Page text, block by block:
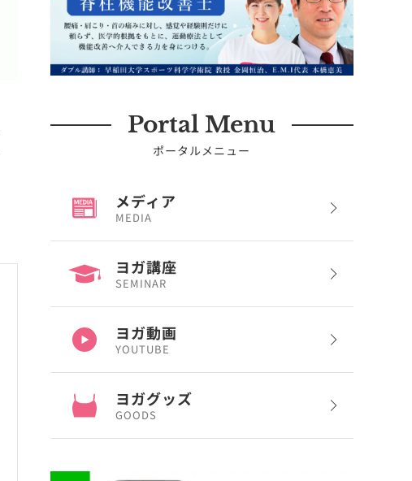
Portal Menu
ポータルメニュー
メディア
MEDIA
ヨガ講座
SEMINAR
ヨガ動画
YOUTUBE
ヨガグッズ
GOODS